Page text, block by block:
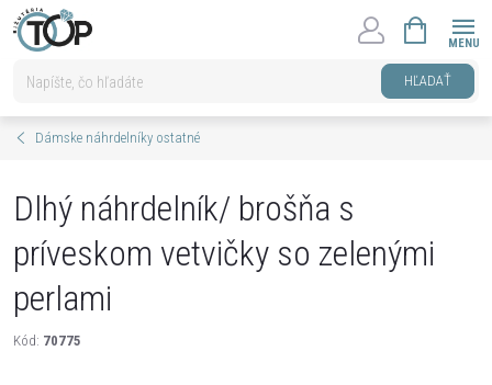
Prejsť
na
HĽADAŤ
KOŠÍK
Dámske náhrdelníky ostatné
Dlhý náhrdelník/ brošňa s
príveskom vetvičky so zelenými
perlami
Kód: 70775